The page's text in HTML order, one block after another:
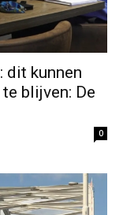
dit kunnen
blijven: De
0